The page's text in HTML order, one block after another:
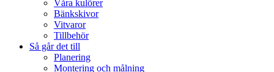
Våra kulörer
Bänkskivor
Vitvaror
Tillbehör
Så går det till
Planering
Montering och målning